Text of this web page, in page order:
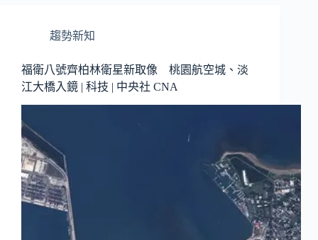
趨勢新知
福衛八號齊柏林衛星新取像 桃園航空城、淡
江大橋入鏡 | 科技 | 中央社 CNA